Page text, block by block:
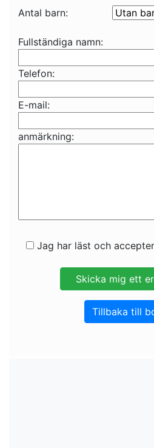
Antal barn:
Fullständiga namn:
Telefon:
E-mail:
anmärkning:
Jag har läst och
Tillbaka till